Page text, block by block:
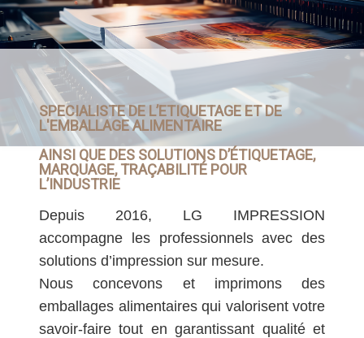
SPECIALISTE DE L’ETIQUETAGE ET DE
L'EMBALLAGE ALIMENTAIRE
AINSI QUE DES SOLUTIONS D’ÉTIQUETAGE,
MARQUAGE, TRAÇABILITÉ POUR
L’INDUSTRIE
Depuis 2016, LG IMPRESSION
accompagne les professionnels avec des
solutions d’impression sur mesure.
Nous concevons et imprimons des
emballages alimentaires qui valorisent votre
savoir-faire tout en garantissant qualité et